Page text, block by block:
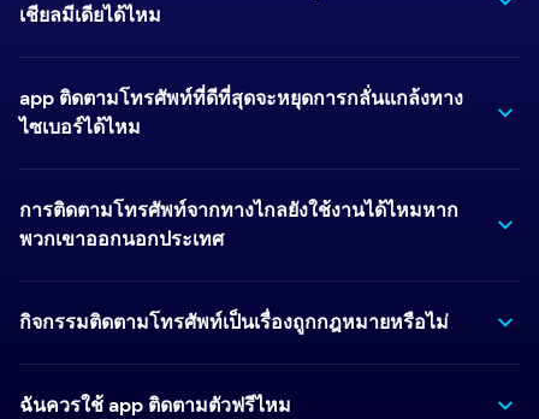
เชียลมีเดียได้ไหม
app ติดตามโทรศัพท์ที่ดีที่สุดจะหยุดการกลั่นแกล้งทาง
ไซเบอร์ได้ไหม
การติดตามโทรศัพท์จากทางไกลยังใช้งานได้ไหมหาก
พวกเขาออกนอกประเทศ
กิจกรรมติดตามโทรศัพท์เป็นเรื่องถูกกฎหมายหรือไม่
ฉันควรใช้ app ติดตามตัวฟรีไหม